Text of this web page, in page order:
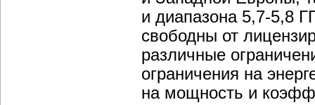
и диапазона 5,7-5,8
свободны от
различные
ограничения на
на мощность и